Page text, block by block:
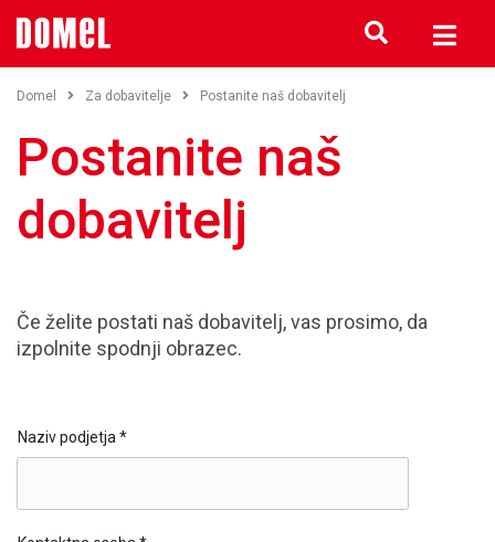
Domel Za dobavitelje Postanite naš dobavitelj
Postanite naš
dobavitelj
Če želite postati naš dobavitelj, vas prosimo, da
izpolnite spodnji obrazec.
Naziv podjetja *